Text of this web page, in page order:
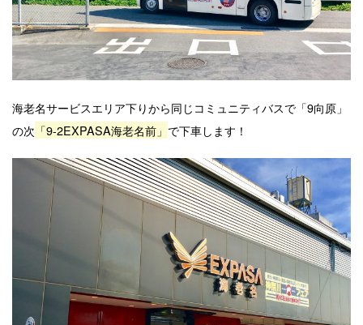
海老名サービスエリア下りから同じコミュニティバスで「9向原」
の次 「9-2EXPASA海老名前」 で下車します！